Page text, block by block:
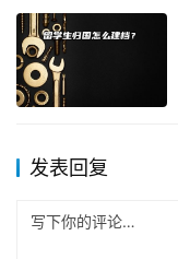
发表回复